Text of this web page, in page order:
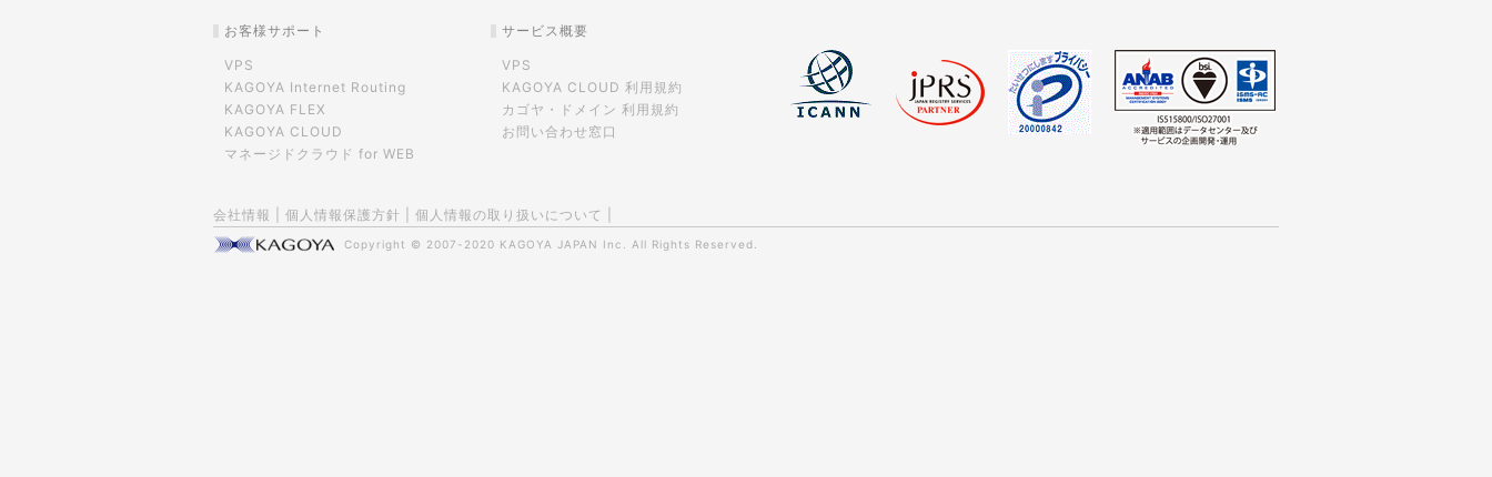
お客様サポート
VPS
KAGOYA Internet Routing
KAGOYA FLEX
KAGOYA CLOUD
マネージドクラウド for WEB
サービス概要
VPS
KAGOYA CLOUD 利用規約
カゴヤ・ドメイン 利用規約
お問い合わせ窓口
会社情報 個人情報保護方針 個人情報の取り扱いについて
Copyright © 2007-2020 KAGOYA JAPAN Inc. All Rights Reserved.